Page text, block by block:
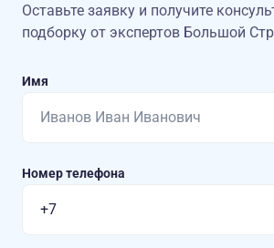
Оставьте заявку и получите
подборку от экспертов Большой
Имя
Номер телефона